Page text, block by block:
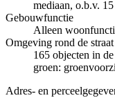
mediaan, o.b.v.
Gebouwfunctie
Alleen
Omgeving rond de straat
165 objecten in
groen:
Adres- en